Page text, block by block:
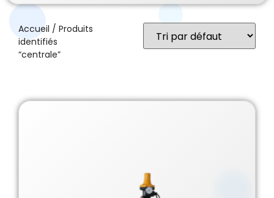
Accueil / Produits
identifiés
“centrale”